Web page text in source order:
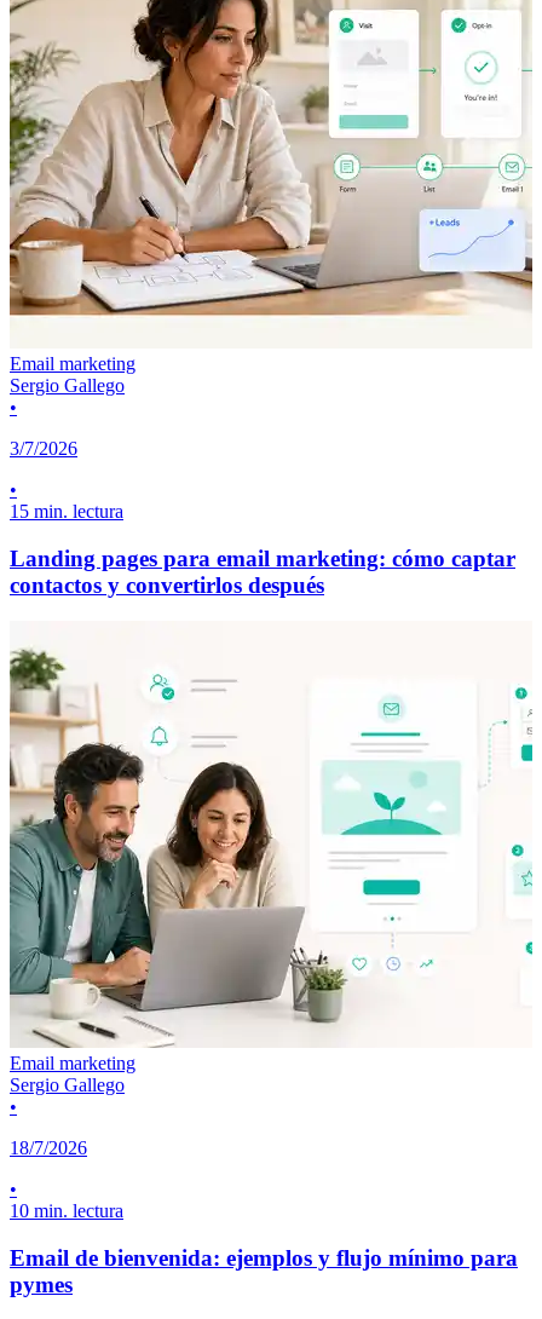
Email marketing
Sergio Gallego
•
3/7/2026
•
15 min. lectura
Landing pages para email marketing: cómo captar
contactos y convertirlos después
Email marketing
Sergio Gallego
•
18/7/2026
•
10 min. lectura
Email de bienvenida: ejemplos y flujo mínimo para
pymes